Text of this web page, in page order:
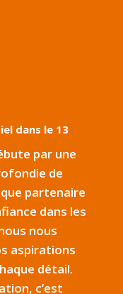
dans le 13
par une
de
partenaire
dans les
nous
aspirations
détail.
c’est